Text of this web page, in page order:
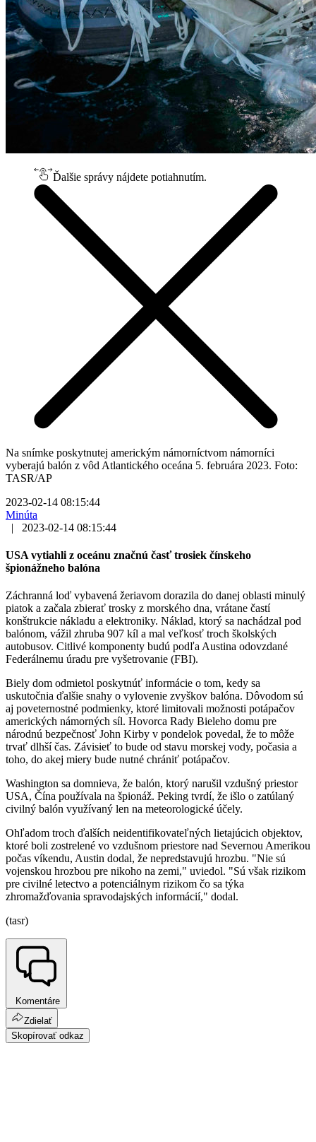
Ďalšie správy nájdete potiahnutím.
Na snímke poskytnutej americkým námorníctvom námorníci
vyberajú balón z vôd Atlantického oceána 5. februára 2023. Foto:
TASR/AP
2023-02-14 08:15:44
Minúta
|
2023-02-14 08:15:44
USA vytiahli z oceánu značnú časť trosiek čínskeho
špionážneho balóna
Záchranná loď vybavená žeriavom dorazila do danej oblasti minulý
piatok a začala zbierať trosky z morského dna, vrátane častí
konštrukcie nákladu a elektroniky. Náklad, ktorý sa nachádzal pod
balónom, vážil zhruba 907 kíl a mal veľkosť troch školských
autobusov. Citlivé komponenty budú podľa Austina odovzdané
Federálnemu úradu pre vyšetrovanie (FBI).
Biely dom odmietol poskytnúť informácie o tom, kedy sa
uskutočnia ďalšie snahy o vylovenie zvyškov balóna. Dôvodom sú
aj poveternostné podmienky, ktoré limitovali možnosti potápačov
amerických námorných síl. Hovorca Rady Bieleho domu pre
národnú bezpečnosť John Kirby v pondelok povedal, že to môže
trvať dlhší čas. Závisieť to bude od stavu morskej vody, počasia a
toho, do akej miery bude nutné chrániť potápačov.
Washington sa domnieva, že balón, ktorý narušil vzdušný priestor
USA, Čína používala na špionáž. Peking tvrdí, že išlo o zatúlaný
civilný balón využívaný len na meteorologické účely.
Ohľadom troch ďalších neidentifikovateľných lietajúcich objektov,
ktoré boli zostrelené vo vzdušnom priestore nad Severnou Amerikou
počas víkendu, Austin dodal, že nepredstavujú hrozbu. "Nie sú
vojenskou hrozbou pre nikoho na zemi," uviedol. "Sú však rizikom
pre civilné letectvo a potenciálnym rizikom čo sa týka
zhromažďovania spravodajských informácií," dodal.
(tasr)
Komentáre
Zdielať
Skopírovať odkaz